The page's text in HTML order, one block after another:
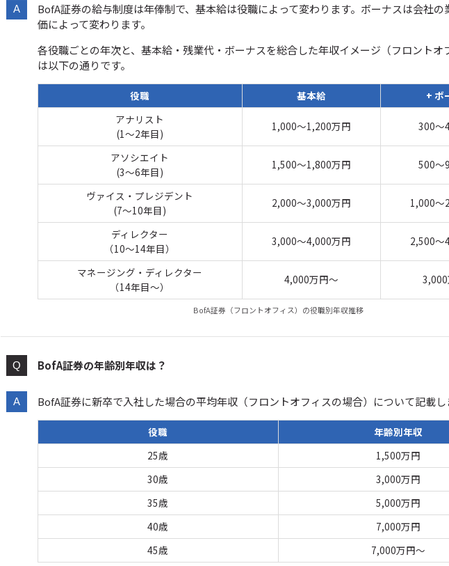
BofA証券の給与制度は年俸制で、基本給は役職によって変わります。ボーナスは会社の
価によって変わります。
各役職ごとの年次と、基本給・残業代・ボーナスを総合した年収イメージ（フロントオ
は以下の通りです。
役職 基本給
+ ボ
アナリスト
(1～2年目)
1,000～1,200万円 300～
アソシエイト
(3～6年目)
1,500～1,800万円 500～
ヴァイス・プレジデント
(7～10年目)
2,000～3,000万円 1,000～
ディレクター
（10～14年目）
3,000～4,000万円 2,500～
マネージング・ディレクター
（14年目～）
4,000万円～
BofA証券（フロントオフィス）の役職別年収推移
BofA証券の年齢別年収は？
BofA証券に新卒で入社した場合の平均年収（フロントオフィスの場合）について記載し
役職
年齢別年収
25歳
1,500万円
30歳
3,000万円
35歳
5,000万円
40歳
7,000万円
45歳
7,000万円～